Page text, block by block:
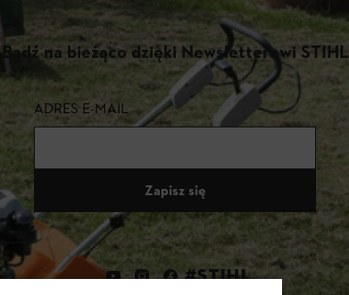
Bądź na bieżąco dzięki Newsletterowi STIHL
ADRES E-MAIL
Zapisz się
#STIHL